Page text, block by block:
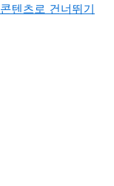
콘텐츠로 건너뛰기